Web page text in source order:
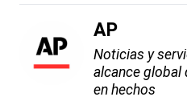
AP
Noticias y
alcance global
en hechos